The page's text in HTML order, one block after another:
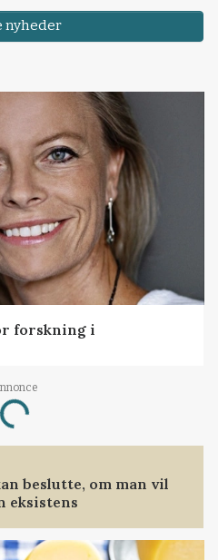
nyheder
forskning i
Loading...
beslutte, om man vil
eksistens